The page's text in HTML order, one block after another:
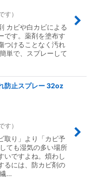
す）
カビや白カビによる
です。薬剤を塗布す
つけることなく汚れ
単で、スプレーして
防止スプレー 32oz
す）
取り」より「カビ予
ても湿気の多い場所
いですよね。煩わし
るには、防カビ剤の
…